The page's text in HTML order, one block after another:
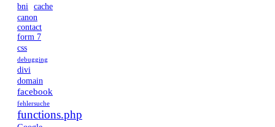
bni cache
canon
contact
form 7
css
debugging
divi
domain
facebook
fehlersuche
functions.php